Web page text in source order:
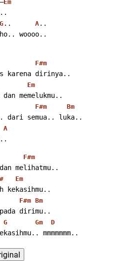
Em
G .. A ..
                     ho.. woooo..
F#m
karena dirinya..
Em
memelukmu..
F#m Bm
dari semua.. luka..
A
F#m
melihatmu..
Em
kekasihmu..
F#m Bm
dirimu..
G Gm D
mmmmmmm..